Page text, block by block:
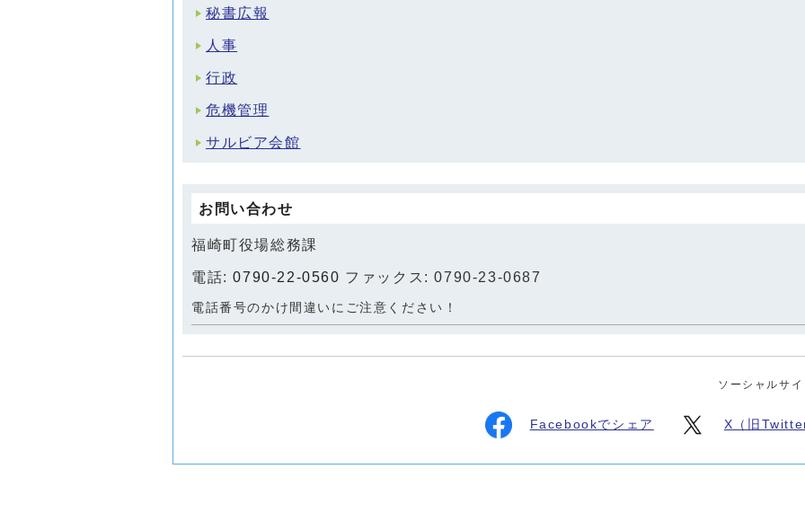
秘書広報
人事
行政
危機管理
サルビア会館
お問い合わせ
福崎町役場総務課
電話:0790-22-0560 ファックス: 0790-23-0687
電話番号のかけ間違いにご注意ください！
ソーシャルサ
Facebookでシェア X（旧